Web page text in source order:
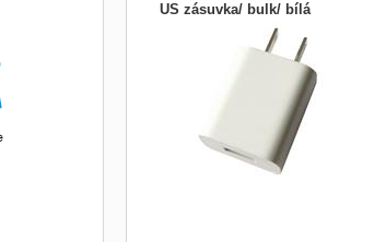
US zásuvka/ bulk/ bílá
Google napájecí adaptér USB 7,5 W US;
Univerzální síťový adaptér s USB
konektorem a výstupním výkonem 7,5 W .
Adaptér je určený pro americké zásuvky
(typ A). ZÁKLADNÍ SPECIFIKACE;...